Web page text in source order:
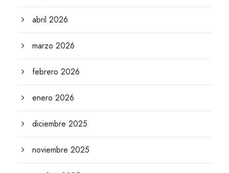
abril 2026
marzo 2026
febrero 2026
enero 2026
diciembre 2025
noviembre 2025